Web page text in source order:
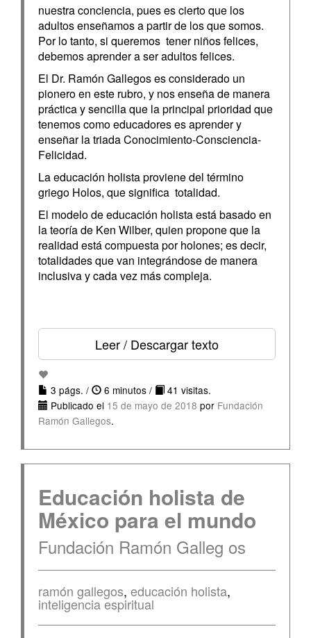
nuestra conciencia, pues es cierto que los
adultos enseñamos a partir de los que somos.
Por lo tanto, si queremos tener niños felices,
debemos aprender a ser adultos felices.
El Dr. Ramón Gallegos es considerado un
pionero en este rubro, y nos enseña de manera
práctica y sencilla que la principal prioridad que
tenemos como educadores es aprender y
enseñar la triada Conocimiento-Consciencia-
Felicidad.
La educación holista proviene del término
griego Holos, que significa totalidad.
El modelo de educación holista está basado en
la teoría de Ken Wilber, quien propone que la
realidad está compuesta por holones; es decir,
totalidades que van integrándose de manera
inclusiva y cada vez más compleja.
Leer / Descargar texto
3 págs. / 6 minutos /
41 visitas.
Publicado el 15 de mayo de 2018 por Fundación
Ramón Gallegos.
Educación holista de
México para el mundo
Fundación Ramón Galleg os
ramón gallegos, educación holista,
inteligencia espiritual